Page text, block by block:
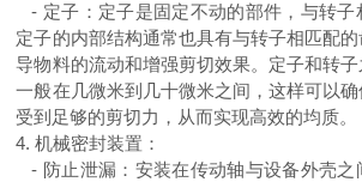
- 定子：定子是固定不动的部件，与转子
定子的内部结构通常也具有与转子相匹配
导物料的流动和增强剪切效果。定子和转子
一般在几微米到几十微米之间，这样可以
受到足够的剪切力，从而实现高效的均质。
4.机械密封装置：
- 防止泄漏：安装在传动轴与设备外壳之